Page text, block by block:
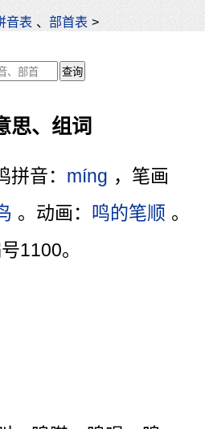
音表 、部首表 >
思、组词
拼音： míng ，笔画
。动画： 鸣的笔顺 。
1100。